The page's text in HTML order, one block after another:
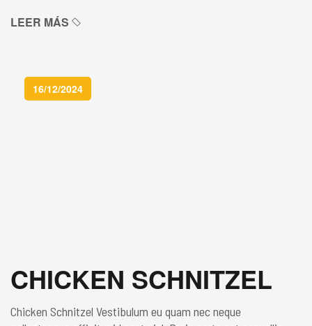
Donec finibus, urna bibendum ultricies laoreet, augue eros
LEER MÁS
16/12/2024
CHICKEN SCHNITZEL
Chicken Schnitzel Vestibulum eu quam nec neque